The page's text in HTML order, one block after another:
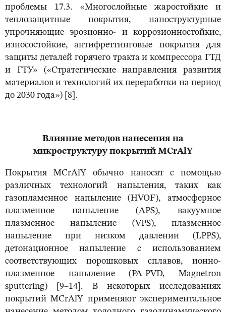
проблемы 17.3. «Многослойные жаростойкие и
теплозащитные покрытия, наноструктурные
упрочняющие эрозионно- и коррозионностойкие,
износостойкие, антифреттинговые покрытия для
защиты деталей горячего тракта и компрессора ГТД
и ГТУ» («Стратегические направления развития
материалов и технологий их переработки на период
до 2030 года») [8].
Влияние методов нанесения на
микроструктуру покрытий MCrAlY
Покрытия MCrAlY обычно наносят с помощью
различных технологий напыления, таких как
газопламенное напыление (HVOF), атмосферное
плазменное напыление (APS), вакуумное
плазменное напыление (VPS), плазменное
напыление при низком давлении (LPPS),
детонационное напыление с использованием
соответствующих порошковых сплавов, ионно-
плазменное напыление (PA-PVD, Magnetron
sputtering) [9–14]. В некоторых исследованиях
покрытий MCrAlY применяют экспериментальное